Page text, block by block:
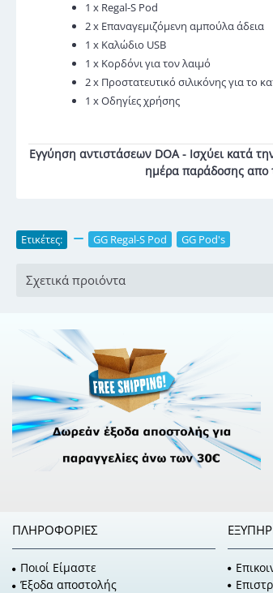
1 x Regal-S Pod
2 x Επαναγεμιζόμενη αμπούλα άδεια
1 x Καλώδιο USB
1 x Κορδόνι για τον λαιμό
2 x Προστατευτικό σιλικόνης για το
1 x Οδηγίες χρήσης
Εγγύηση αντιστάσεων DOA - Ισχύει κατά
ημέρα παράδοσης απο
Ετικέτες: GG Regal-S Pod GG Pod's
Σχετικά προιόντα
ΠΛΗΡΟΦΟΡΊΕΣ
Ποιοί Είμαστε
Έξοδα αποστολής